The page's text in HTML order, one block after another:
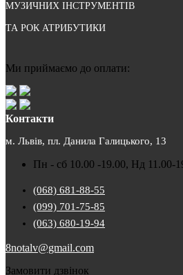
МУЗИЧНИХ ІНСТРУМЕНТІВ
ТА РОК АТРИБУТИКИ
Ми приймаємо до оплати:
Контакти
м. Львів, пл. Данила Галицького, 13
Пн - сб 10.00 -19.00, Нд 11.00-
(068) 681-88-55
(099) 701-75-85
(063) 680-19-94
8notalv@gmail.com
Замовити дзвінок